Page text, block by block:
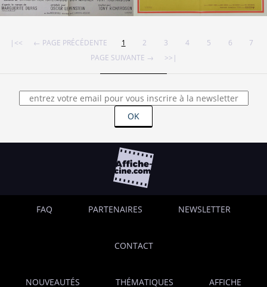
|<< ← PAGE PRÉCÉDENTE 1 2 3 4 5 6
7
PAGE SUIVANTE →
>>|
OK
FAQ PARTENAIRES NEWSLETTER
CONTACT
NOUVEAUTÉS THÉMATIQUES AFFICHE